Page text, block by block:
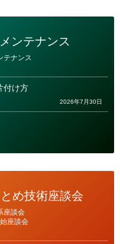
ンテナンス
テナンス
付け方
2026年7月30日
め技術座談会
座談会
座談会